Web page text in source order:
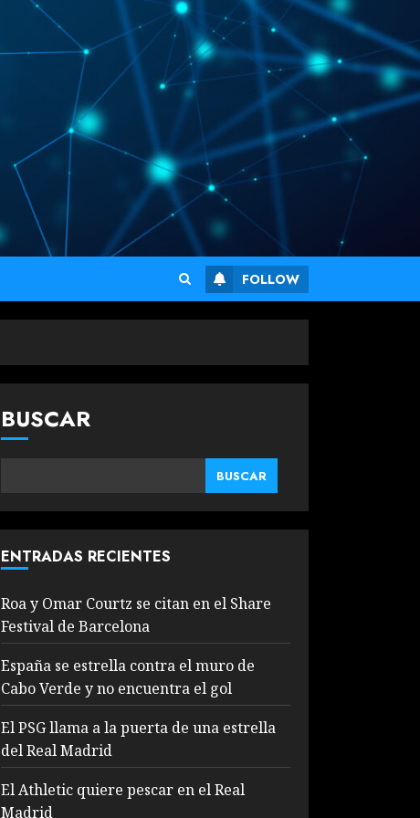
FOLLOW
BUSCAR
BUSCAR
ENTRADAS RECIENTES
Roa y Omar Courtz se citan en el Share
Festival de Barcelona
España se estrella contra el muro de
Cabo Verde y no encuentra el gol
El PSG llama a la puerta de una estrella
del Real Madrid
El Athletic quiere pescar en el Real
Madrid